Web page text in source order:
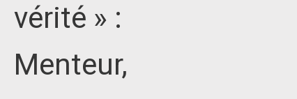
vérité » :
Menteur,